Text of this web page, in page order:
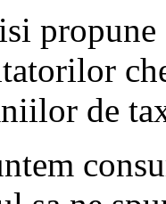
isi propune
de